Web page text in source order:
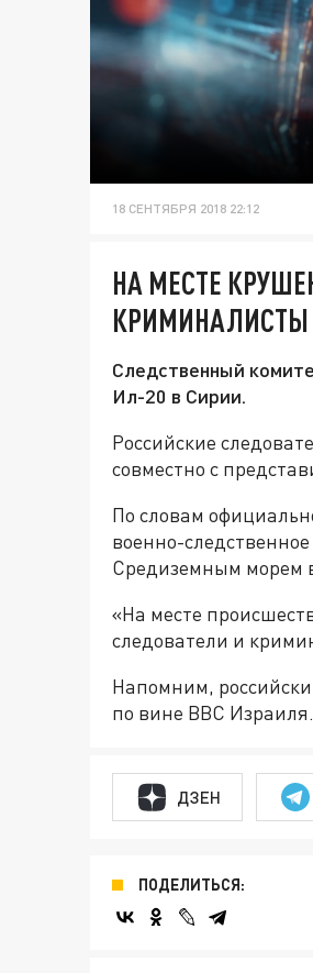
18 СЕНТЯБРЯ 2018 22:12
НА МЕСТЕ
КРИМИНАЛИСТЫ
Следственный
Ил-20 в Сирии.
Российские
совместно с
По словам
военно-
Средиземным морем
«На месте
следователи и
Напомним,
по вине ВВС
ДЗЕН
ПОДЕЛИТЬСЯ: